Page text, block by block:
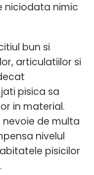
niciodata nimic
bun si
articulatiilor si
pisica sa
in material.
nevoie de multa
nivelul
pisicilor